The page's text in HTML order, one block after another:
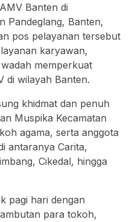
Banten di
Pandeglang, Banten,
pos pelayanan tersebut
karyawan,
memperkuat
di wilayah Banten.
khidmat dan penuh
Muspika Kecamatan
agama, serta anggota
antaranya Carita,
Cikedal, hingga
pagi hari dengan
para tokoh,